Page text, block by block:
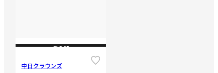
CLOSE
中日クラウンズ